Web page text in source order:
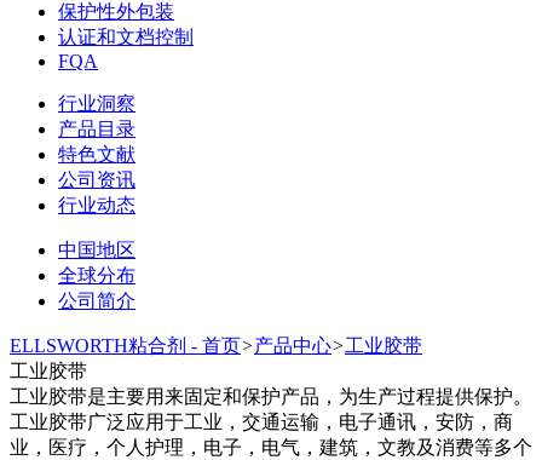
保护性外包装
认证和文档控制
FQA
行业洞察
产品目录
特色文献
公司资讯
行业动态
中国地区
全球分布
公司简介
ELLSWORTH粘合剂 - 首页>产品中心>工业胶带
工业胶带
工业胶带是主要用来固定和保护产品，为生产过程提供保护。
工业胶带广泛应用于工业，交通运输，电子通讯，安防，商
业，医疗，个人护理，电子，电气，建筑，文教及消费等多个